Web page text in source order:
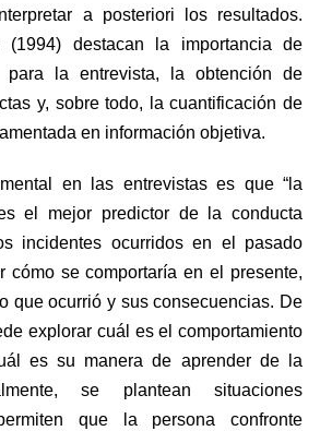
a posteriori los resultados.
(1994) destacan la importancia de
para la entrevista, la obtención de
y, sobre todo, la cuantificación de
en información objetiva.
en las entrevistas es que “la
el mejor predictor de la conducta
incidentes ocurridos en el pasado
cómo se comportaría en el presente,
que ocurrió y sus consecuencias. De
explorar cuál es el comportamiento
es su manera de aprender de la
se plantean situaciones
que la persona confronte